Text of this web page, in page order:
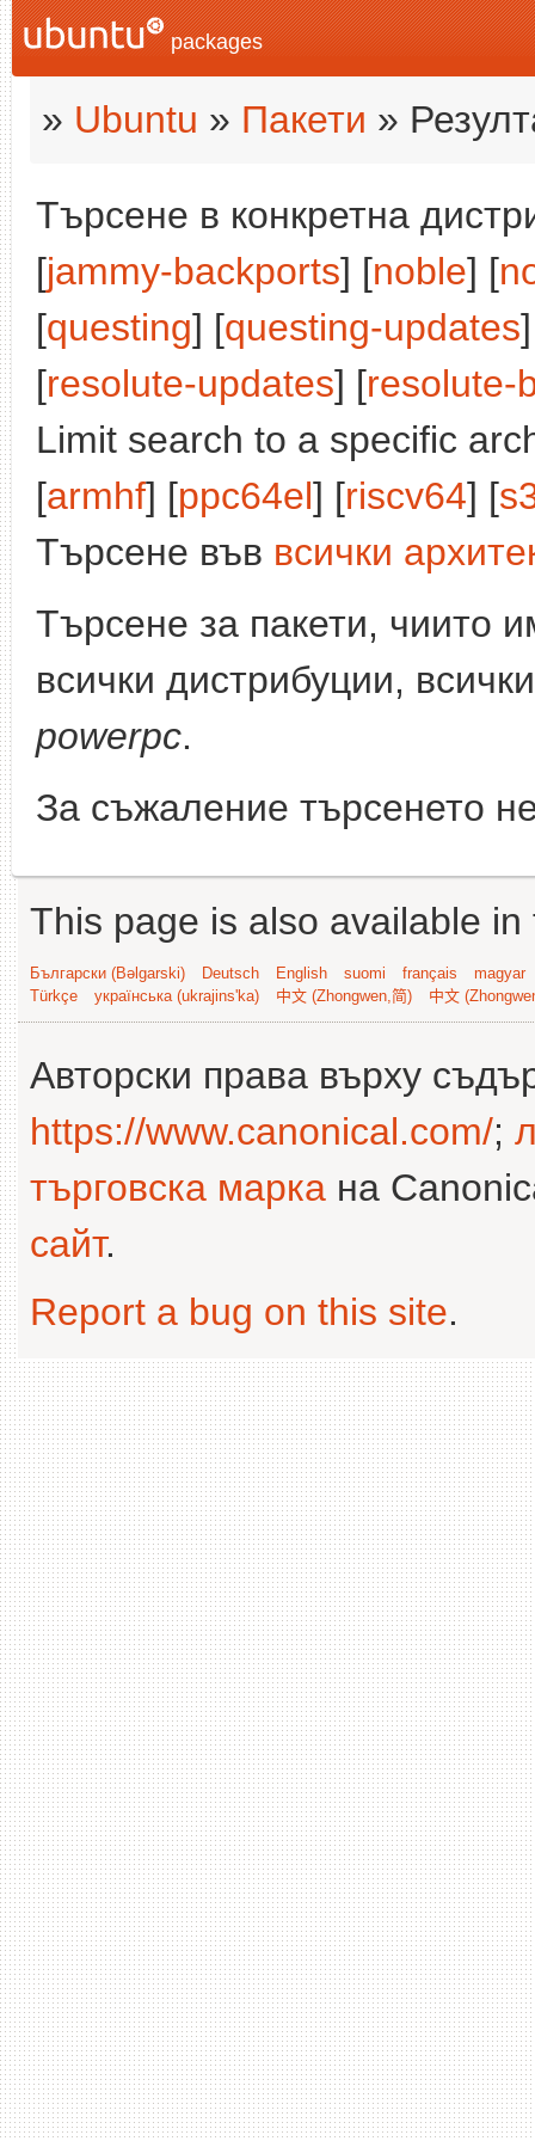
packages
» Ubuntu » Пакети »
Търсене в конкретна
[jammy-backports] [noble] [
[questing] [questing-updates
[resolute-updates] [resolute-
Limit search to a specific
[armhf] [ppc64el] [riscv64] [
Търсене във всички
Търсене за пакети, чиито
всички дистрибуции,
powerpc.
За съжаление търсенето
This page is also available
Български (Bəlgarski) Deutsch English suomi français
magyar
Türkçe
українська (ukrajins'ka) 中文 (Zhongwen,简) 中文
Авторски права върху
https://www.canonical.com/;
търговска марка на
сайт.
Report a bug on this site.